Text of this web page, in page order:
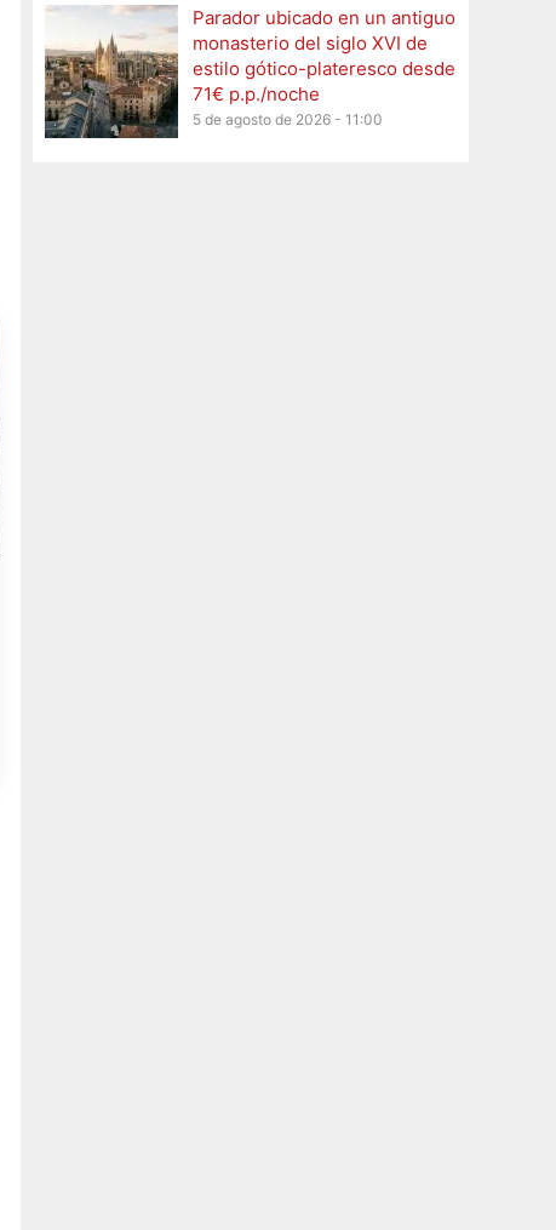
Parador ubicado en un antiguo
monasterio del siglo XVI de
estilo gótico-plateresco desde
71€ p.p./noche
5 de agosto de 2026 - 11:00